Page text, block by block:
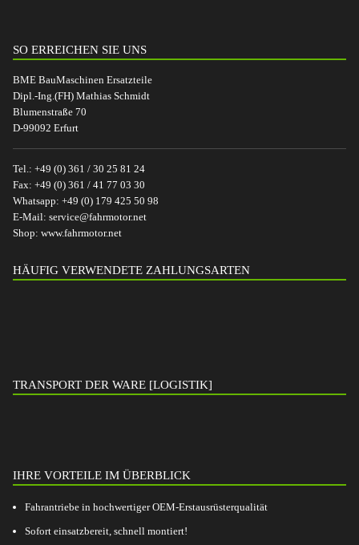
SO ERREICHEN SIE UNS
BME BauMaschinen Ersatzteile
Dipl.-Ing.(FH) Mathias Schmidt
Blumenstraße 70
D-99092 Erfurt
Tel.: +49 (0) 361 / 30 25 81 24
Fax: +49 (0) 361 / 41 77 03 30
Whatsapp: +49 (0) 179 425 50 98
E-Mail: service@fahrmotor.net
Shop: www.fahrmotor.net
HÄUFIG VERWENDETE ZAHLUNGSARTEN
TRANSPORT DER WARE [LOGISTIK]
IHRE VORTEILE IM ÜBERBLICK
Fahrantriebe in hochwertiger OEM-Erstausrüsterqualität
Sofort einsatzbereit, schnell montiert!